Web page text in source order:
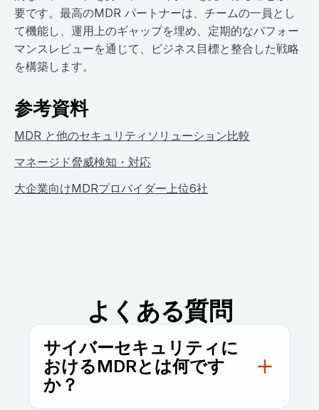
要です。最高のMDR パートナーは、チームの一員とし
て機能し、運用上のギャップを埋め、定期的なパフォー
マンスレビューを通じて、ビジネス目標と整合した戦略
を構築します。
参考資料
MDR と他のセキュリティソリューション比較
マネージド脅威検知・対応
大企業向けMDRプロバイダー上位6社
よくある質問
サイバーセキュリティに
おけるMDRとは何です
か？